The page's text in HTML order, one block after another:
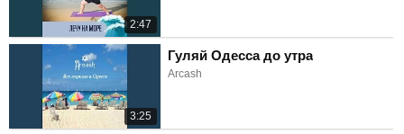
2:47
3:25
Гуляй Одесса до утра
Arcash